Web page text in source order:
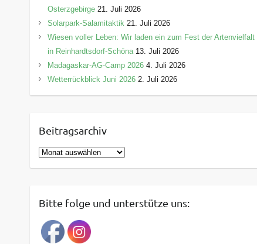
Osterzgebirge 21. Juli 2026
Solarpark-Salamitaktik 21. Juli 2026
Wiesen voller Leben: Wir laden ein zum Fest der Artenvielfalt
in Reinhardtsdorf-Schöna 13. Juli 2026
Madagaskar-AG-Camp 2026 4. Juli 2026
Wetterrückblick Juni 2026 2. Juli 2026
Beitragsarchiv
B
e
r
g
Bitte folge und unterstütze uns: